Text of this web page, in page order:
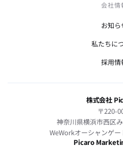
会社情
お知ら
私たちに
採用情
株式会社
〒220-
神奈川県横浜市西区
WeWorkオーシャンゲ
Picaro